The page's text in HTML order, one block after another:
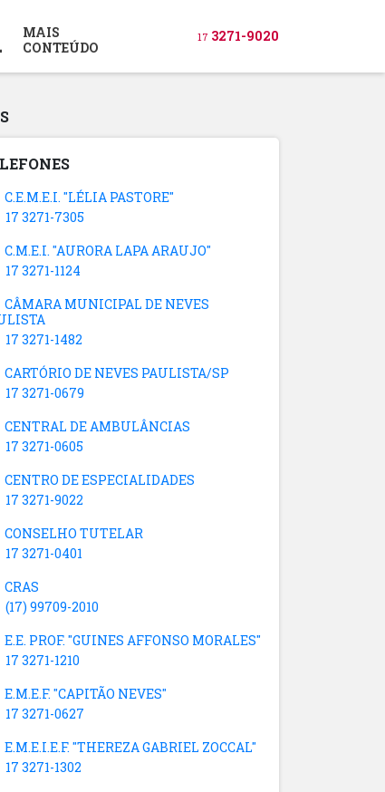
MAIS
CONTEÚDO
17 3271-9020
C.E.M.E.I. "LÉLIA PASTORE"
17 3271-7305
C.M.E.I. "AURORA LAPA ARAUJO"
17 3271-1124
CÂMARA MUNICIPAL DE NEVES
17 3271-1482
CARTÓRIO DE NEVES PAULISTA/SP
17 3271-0679
CENTRAL DE AMBULÂNCIAS
17 3271-0605
CENTRO DE ESPECIALIDADES
17 3271-9022
CONSELHO TUTELAR
17 3271-0401
CRAS
(17) 99709-2010
E.E. PROF. "GUINES AFFONSO MORALES"
17 3271-1210
E.M.E.F. "CAPITÃO NEVES"
17 3271-0627
E.M.E.I.E.F. "THEREZA GABRIEL ZOCCAL"
17 3271-1302